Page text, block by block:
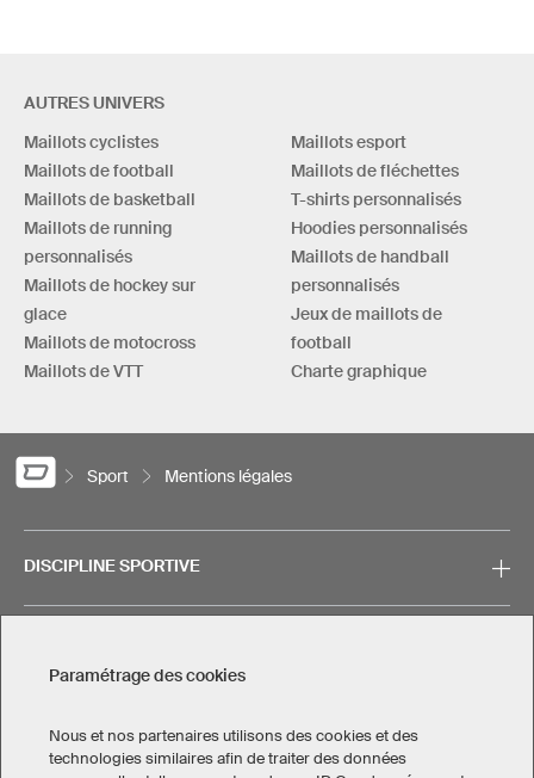
AUTRES UNIVERS
Maillots cyclistes
Maillots de football
Maillots de basketball
Maillots de running
personnalisés
Maillots de hockey sur
glace
Maillots de motocross
Maillots de VTT
Maillots esport
Maillots de fléchettes
T-shirts personnalisés
Hoodies personnalisés
Maillots de handball
personnalisés
Jeux de maillots de
football
Charte graphique
Sport Mentions légales
DISCIPLINE SPORTIVE
Paramétrage des cookies
Nous et nos partenaires utilisons des cookies et des
technologies similaires afin de traiter des données